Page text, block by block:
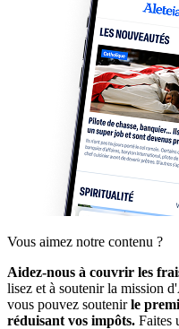
Vous aimez notre contenu ?
Aidez-nous à couvrir les
lisez et à soutenir la mission
vous pouvez soutenirle
réduisant vos impôts. Faites